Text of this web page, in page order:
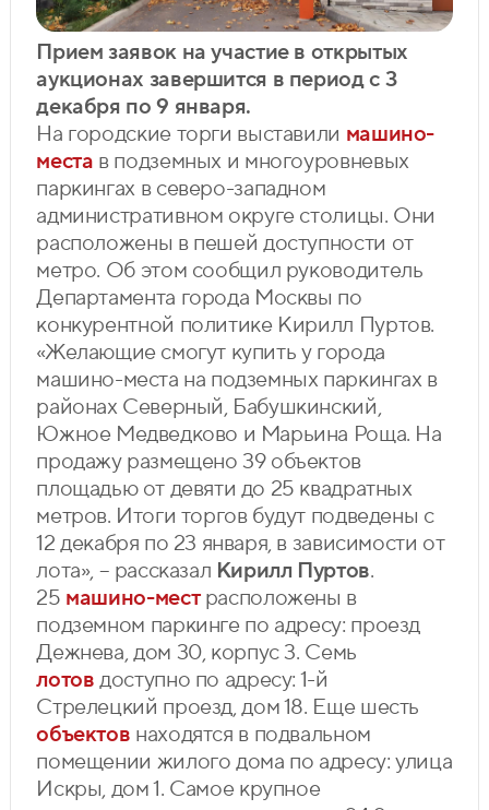
Прием заявок на участие в открытых
аукционах завершится в период с 3
декабря по 9 января.
На городские торги выставили машино-
места в подземных и многоуровневых
паркингах в северо-западном
административном округе столицы. Они
расположены в пешей доступности от
метро. Об этом сообщил руководитель
Департамента города Москвы по
конкурентной политике Кирилл Пуртов.
«Желающие смогут купить у города
машино-места на подземных паркингах в
районах Северный, Бабушкинский,
Южное Медведково и Марьина Роща. На
продажу размещено 39 объектов
площадью от девяти до 25 квадратных
метров. Итоги торгов будут подведены с
12 декабря по 23 января, в зависимости от
лота», – рассказал Кирилл Пуртов.
25 машино-местрасположены в
подземном паркинге по адресу: проезд
Дежнева, дом 30, корпус 3. Семь
лотовдоступно по адресу: 1-й
Стрелецкий проезд, дом 18. Еще шесть
объектов находятся в подвальном
помещении жилого дома по адресу: улица
Искры, дом 1. Самое крупное